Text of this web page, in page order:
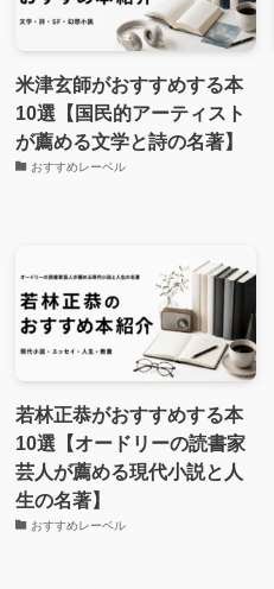
米津玄師がおすすめする本
10選【国民的アーティスト
が薦める文学と詩の名著】
おすすめレーベル
若林正恭がおすすめする本
10選【オードリーの読書家
芸人が薦める現代小説と人
生の名著】
おすすめレーベル